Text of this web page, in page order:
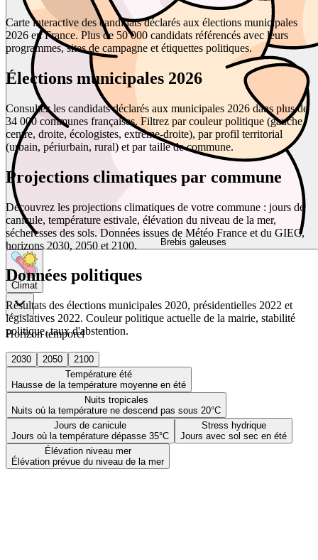
Brebis galeuses
Climat
Horizon temporel
2030 2050
2100
Température été
Hausse de la température moyenne en été
Nuits tropicales
Nuits où la température ne descend pas sous 20°C
Jours de canicule
Jours où la température dépasse 35°C
Stress hydrique
Jours avec sol sec en été
Élévation niveau mer
Élévation prévue du niveau de la mer
Carte interactive des candidats déclarés aux élections municipales
2026 en France. Plus de 50 000 candidats référencés avec leurs
programmes, sites de campagne et étiquettes politiques.
Élections municipales 2026
Consultez les candidats déclarés aux municipales 2026 dans plus de
34 000 communes françaises. Filtrez par couleur politique (gauche,
centre, droite, écologistes, extrême-droite), par profil territorial
(urbain, périurbain, rural) et par taille de commune.
Projections climatiques par commune
Découvrez les projections climatiques de votre commune : jours de
canicule, température estivale, élévation du niveau de la mer,
sécheresses des sols. Données issues de Météo France et du GIEC,
horizons 2030, 2050 et 2100.
Données politiques
Résultats des élections municipales 2020, présidentielles 2022 et
législatives 2022. Couleur politique actuelle de la mairie, stabilité
politique, taux d'abstention.